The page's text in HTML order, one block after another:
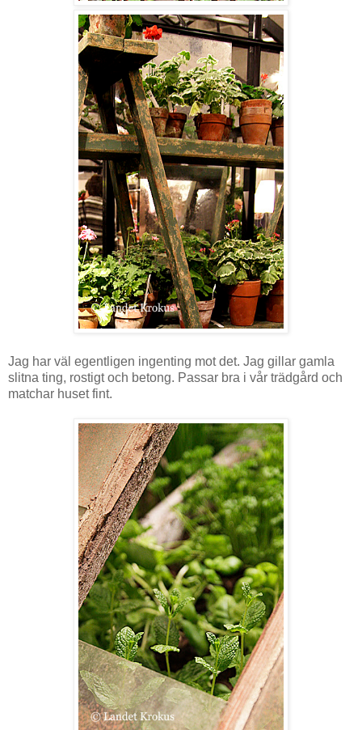
Jag har väl egentligen ingenting mot det. Jag gillar gamla
slitna ting, rostigt och betong. Passar bra i vår trädgård och
matchar huset fint.